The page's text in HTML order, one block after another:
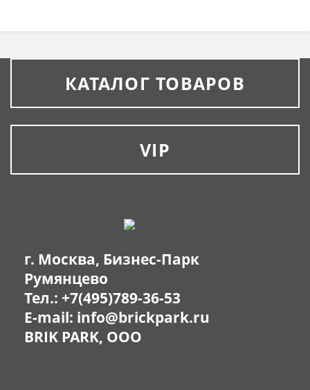
КАТАЛОГ ТОВАРОВ
VIP
г. Москва, Бизнес-Парк
Румянцево
Тел.: +7(495)789-36-53
E-mail: info@brickpark.ru
BRIK PARK, OOO